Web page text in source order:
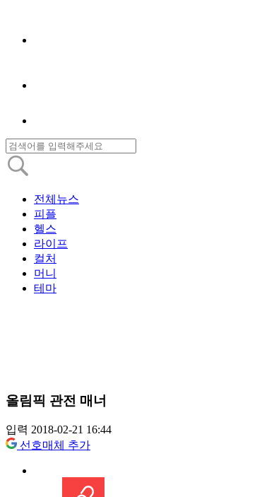
전체뉴스
피플
헬스
라이프
컬처
머니
테마
올림픽 관전 매너
입력 2018-02-21 16:44
선호매체 추가